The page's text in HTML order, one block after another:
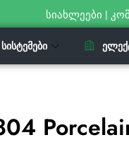
სიახლეები |